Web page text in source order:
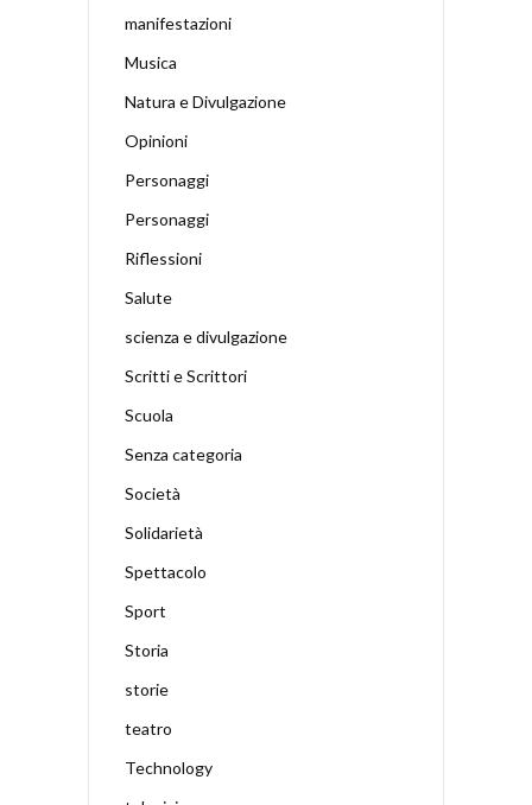
manifestazioni
Musica
Natura e Divulgazione
Opinioni
Personaggi
Personaggi
Riflessioni
Salute
scienza e divulgazione
Scritti e Scrittori
Scuola
Senza categoria
Società
Solidarietà
Spettacolo
Sport
Storia
storie
teatro
Technology